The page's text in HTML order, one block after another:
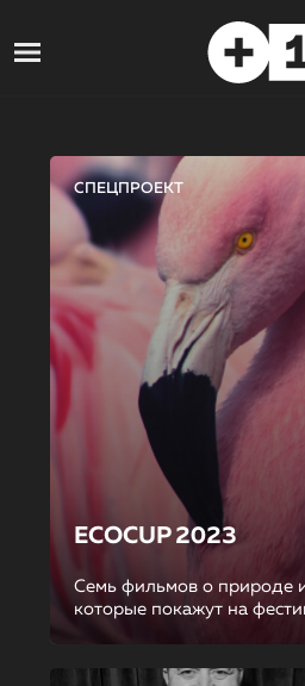
СПЕЦПРОЕКТ
ECOCUP 2023
Семь фильмов о природе
которые покажут на